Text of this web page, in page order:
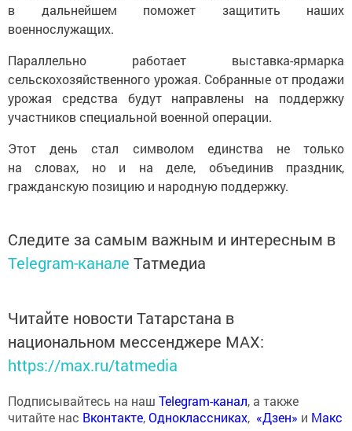
в дальнейшем поможет защитить наших
военнослужащих.
Параллельно работает выставка-ярмарка
сельскохозяйственного урожая. Собранные от продажи
урожая средства будут направлены на поддержку
участников специальной военной операции.
Этот день стал символом единства не только
на словах, но и на деле, объединив праздник,
гражданскую позицию и народную поддержку.
Следите за самым важным и интересным в
Telegram-канале Татмедиа
Читайте новости Татарстана в
национальном мессенджере MАХ:
https://max.ru/tatmedia
Подписывайтесь на наш Telegram-канал, а также
читайте нас Вконтакте,Одноклассниках, «Дзен» и Макс